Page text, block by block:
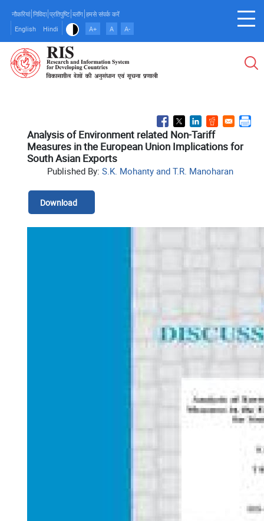
main
content
नौकरियां निविदा प्रतिपुष्टि ब्लॉग हमसे संपर्क करें
English
Hindi A+ A A-
Analysis of Environment related Non-Tariff
Measures in the European Union Implications for
South Asian Exports
Published By: S.K. Mohanty and T.R. Manoharan
Download